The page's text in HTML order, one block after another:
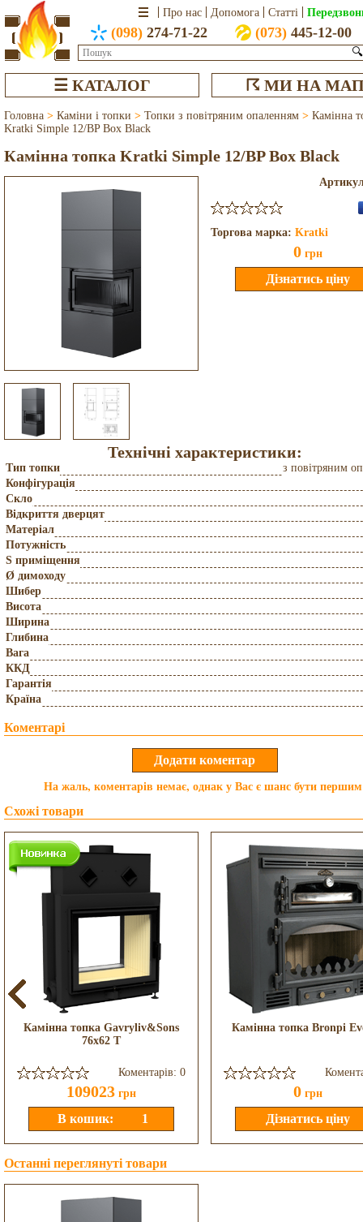
Про нас Допомога Статті
(098) 274-71-22 (073)445-12-00
🔍
☰ КАТАЛОГ ☈ МИ НА
Головна > Каміни і топки > Топки з повітряним опаленням > Камінна
Kratki Simple 12/BP Box Black
Камінна топка Kratki Simple 12/BP Box Black
Торгова марка: Kratki
0 грн
Технічні характеристики:
Тип топки
з повітряним
Конфігурація
Скло
Відкриття дверцят
Матеріал
Потужність
S приміщення
Ø димоходу
Шибер
Висота
Ширина
Глибина
Вага
ККД
Гарантія
Країна
Коментарі
На жаль, коментарів немає, однак у Вас є шанс бути
Схожі товари
Камінна топка Gavryliv&Sons
76x62 T
Коментарів: 0
109023 грн
Камінна топка Bronpi
0 грн
Останні переглянуті товари